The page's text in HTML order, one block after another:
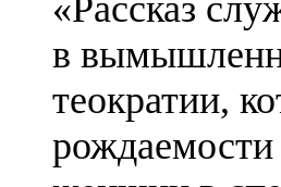
«Рассказ
в
теократии,